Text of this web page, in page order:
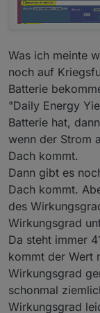
Was ich meinte
noch auf
Batterie
"Daily Energy
Batterie hat,
wenn der Strom
Dach kommt.
Dann gibt es
Dach kommt.
des
Wirkungsgrad
Da steht immer
kommt der Wert
Wirkungsgrad
schonmal
Wirkungsgrad